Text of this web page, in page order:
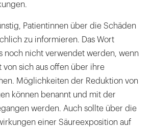
Patientinnen über die Schäden
zu informieren. Das Wort
noch nicht verwendet werden, wenn
von sich aus offen über ihre
Möglichkeiten der Reduktion von
können benannt und mit der
werden. Auch sollte über die
einer Säureexposition auf